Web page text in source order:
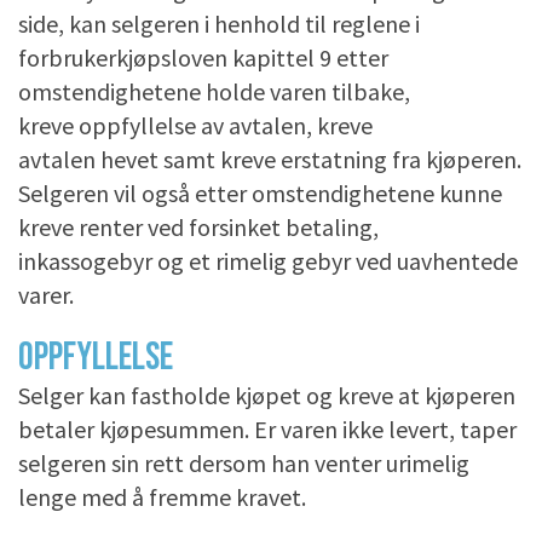
side, kan selgeren i henhold til reglene i
forbrukerkjøpsloven kapittel 9 etter
omstendighetene holde varen tilbake,
kreve oppfyllelse av avtalen, kreve
avtalen hevet samt kreve erstatning fra kjøperen.
Selgeren vil også etter omstendighetene kunne
kreve renter ved forsinket betaling,
inkassogebyr og et rimelig gebyr ved uavhentede
varer.
OPPFYLLELSE
Selger kan fastholde kjøpet og kreve at kjøperen
betaler kjøpesummen. Er varen ikke levert, taper
selgeren sin rett dersom han venter urimelig
lenge med å fremme kravet.